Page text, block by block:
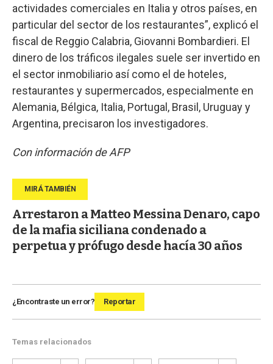
actividades comerciales en Italia y otros países, en
particular del sector de los restaurantes”, explicó el
fiscal de Reggio Calabria, Giovanni Bombardieri. El
dinero de los tráficos ilegales suele ser invertido en
el sector inmobiliario así como el de hoteles,
restaurantes y supermercados, especialmente en
Alemania, Bélgica, Italia, Portugal, Brasil, Uruguay y
Argentina, precisaron los investigadores.
Con información de AFP
Arrestaron a Matteo Messina Denaro, capo
de la mafia siciliana condenado a
perpetua y prófugo desde hacía 30 años
¿Encontraste un error? Reportar
Temas relacionados